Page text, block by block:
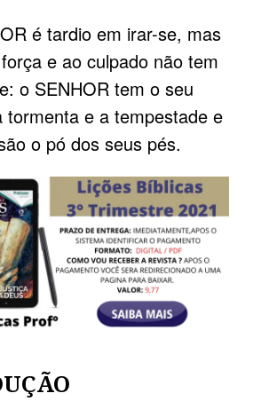
é tardio em irar-se, mas
e ao culpado não tem
o SENHOR tem o seu
tormenta e a tempestade e
o pó dos seus pés.